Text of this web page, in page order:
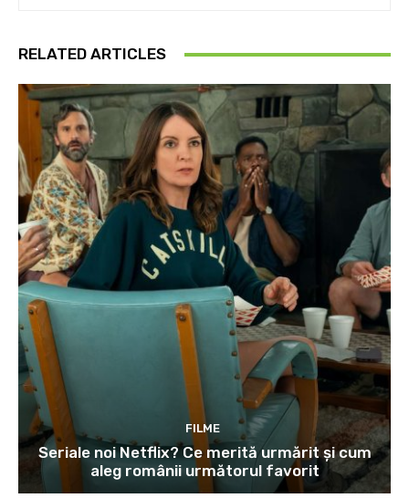
RELATED ARTICLES
FILME
Seriale noi Netflix? Ce merită urmărit și cum
aleg românii următorul favorit